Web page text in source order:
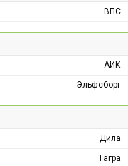
ВПС
АИК
Эльфсборг
Дила
Гагра